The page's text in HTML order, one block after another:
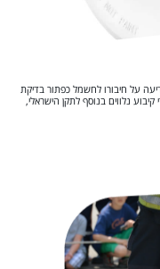
נורת לד שמודיעה על חיבורו לחשמל כפתור בדיקת
נלווים בנוסף לתקן הישראלי,